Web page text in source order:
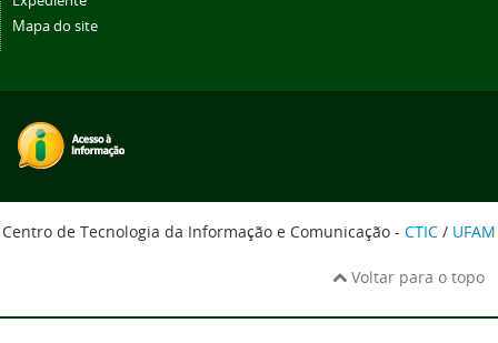
Mapa do site
Centro de Tecnologia da Informação e Comunicação - CTIC / UFAM
Voltar para o topo